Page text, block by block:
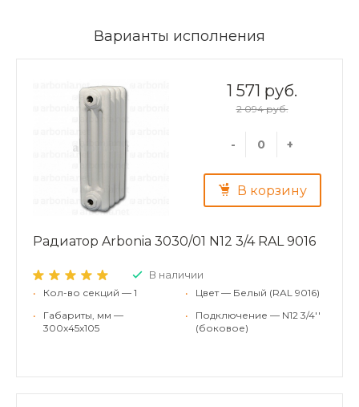
Варианты исполнения
1 571 руб.
2 094 руб.
- +
В корзину
Радиатор Arbonia 3030/01 N12 3/4 RAL 9016
В наличии
•
Кол-во секций — 1
•
Габариты, мм —
300x45x105
•
Цвет — Белый (RAL 9016)
•
Подключение — N12 3/4''
(боковое)